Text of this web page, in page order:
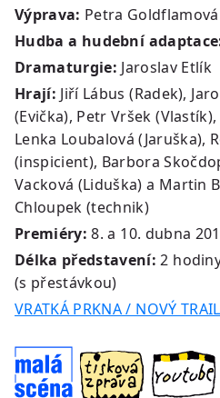
Výprava: Petra
Hudba a hudební
Dramaturgie: Jaroslav Etlík
Hrají: Jiří Lábus (Radek),
(Evička), Petr Vršek
Lenka Loubalová (Jaruška),
(inspicient), Barbora
Vacková (Liduška) a Martin
Chloupek (technik)
Premiéry: 8. a 10. dubna
Délka představení:2
(s přestávkou)
VRATKÁ PRKNA / NOVÝ